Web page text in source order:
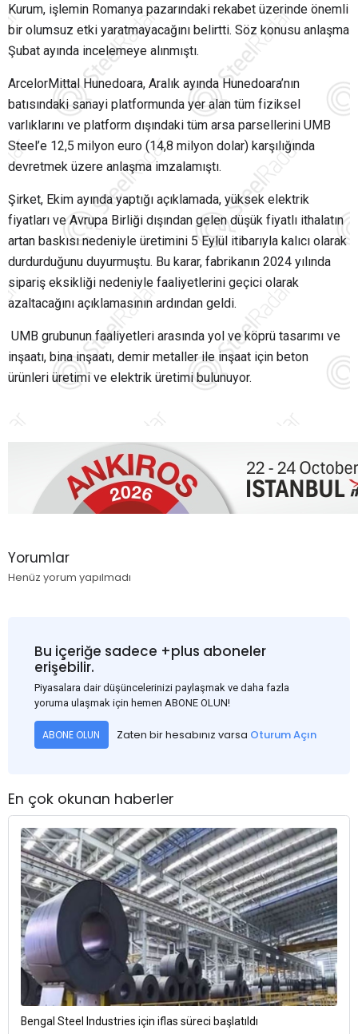
Kurum, işlemin Romanya pazarındaki rekabet üzerinde önemli
bir olumsuz etki yaratmayacağını belirtti. Söz konusu anlaşma
Şubat ayında incelemeye alınmıştı.
ArcelorMittal Hunedoara, Aralık ayında Hunedoara’nın
batısındaki sanayi platformunda yer alan tüm fiziksel
varlıklarını ve platform dışındaki tüm arsa parsellerini UMB
Steel’e 12,5 milyon euro (14,8 milyon dolar) karşılığında
devretmek üzere anlaşma imzalamıştı.
Şirket, Ekim ayında yaptığı açıklamada, yüksek elektrik
fiyatları ve Avrupa Birliği dışından gelen düşük fiyatlı ithalatın
artan baskısı nedeniyle üretimini 5 Eylül itibarıyla kalıcı olarak
durdurduğunu duyurmuştu. Bu karar, fabrikanın 2024 yılında
sipariş eksikliği nedeniyle faaliyetlerini geçici olarak
azaltacağını açıklamasının ardından geldi.
UMB grubunun faaliyetleri arasında yol ve köprü tasarımı ve
inşaatı, bina inşaatı, demir metaller ile inşaat için beton
ürünleri üretimi ve elektrik üretimi bulunuyor.
Yorumlar
Henüz yorum yapılmadı
Bu içeriğe sadece +plus aboneler
erişebilir.
Piyasalara dair düşüncelerinizi paylaşmak ve daha fazla
yoruma ulaşmak için hemen ABONE OLUN!
ABONE OLUN Zaten bir hesabınız varsa Oturum Açın
En çok okunan haberler
Bengal Steel Industries için iflas süreci başlatıldı